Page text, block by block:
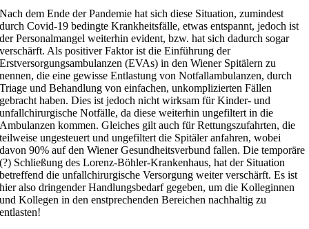
Nach dem Ende der Pandemie hat sich diese Situation, zumindest
durch Covid-19 bedingte Krankheitsfälle, etwas entspannt, jedoch ist
der Personalmangel weiterhin evident, bzw. hat sich dadurch sogar
verschärft. Als positiver Faktor ist die Einführung der
Erstversorgungsambulanzen (EVAs) in den Wiener Spitälern zu
nennen, die eine gewisse Entlastung von Notfallambulanzen, durch
Triage und Behandlung von einfachen, unkomplizierten Fällen
gebracht haben. Dies ist jedoch nicht wirksam für Kinder- und
unfallchirurgische Notfälle, da diese weiterhin ungefiltert in die
Ambulanzen kommen. Gleiches gilt auch für Rettungszufahrten, die
teilweise ungesteuert und ungefiltert die Spitäler anfahren, wobei
davon 90% auf den Wiener Gesundheitsverbund fallen. Die temporäre
(?) Schließung des Lorenz-Böhler-Krankenhaus, hat der Situation
betreffend die unfallchirurgische Versorgung weiter verschärft. Es ist
hier also dringender Handlungsbedarf gegeben, um die Kolleginnen
und Kollegen in den enstprechenden Bereichen nachhaltig zu
entlasten!